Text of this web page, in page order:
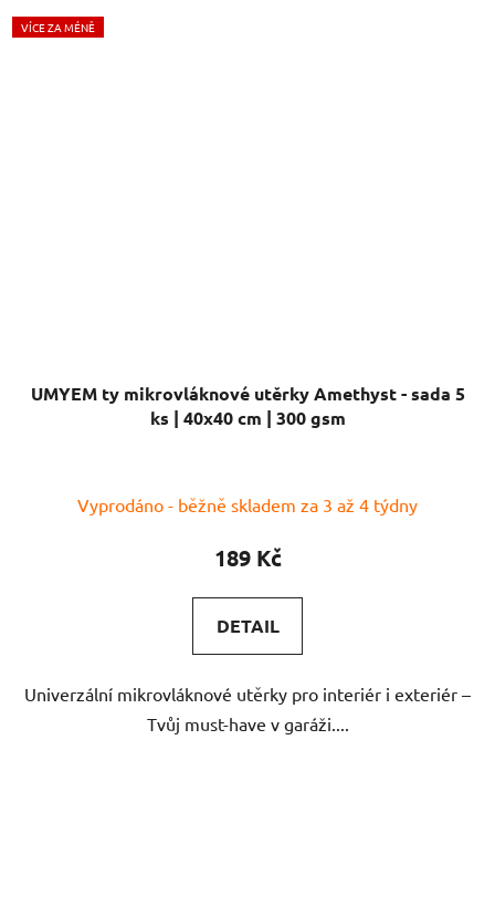
VÍCE ZA MÉNĚ
UMYEM ty mikrovláknové utěrky Amethyst - sada 5
ks | 40x40 cm | 300 gsm
hodnocení
produktu
5,0
z
hvězdiček.
Vyprodáno - běžně skladem za 3 až 4 týdny
189 Kč
DETAIL
Univerzální mikrovláknové utěrky pro interiér i exteriér –
Tvůj must-have v garáži....